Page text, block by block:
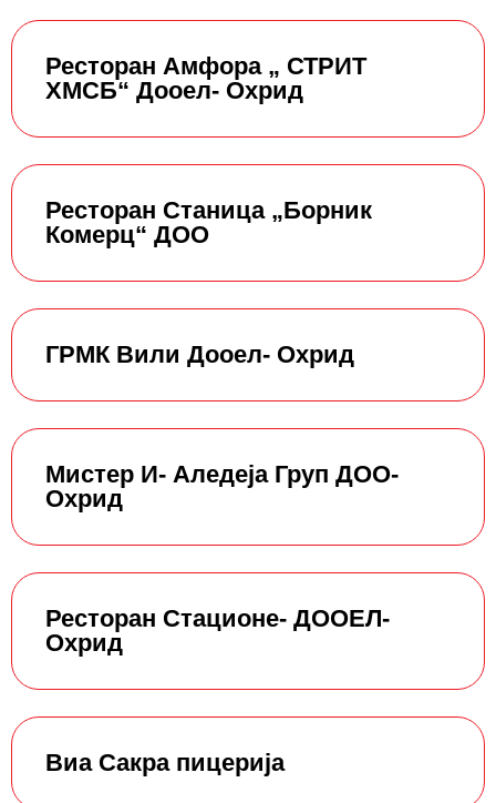
Ресторан Амфора „ СТРИТ
ХМСБ“ Дооел- Охрид
Ресторан Станица „Борник
Комерц“ ДОО
ГРМК Вили Дооел- Охрид
Мистер И- Аледеја Груп ДОО-
Охрид
Ресторан Стационе- ДООЕЛ-
Охрид
Виа Сакра пицерија